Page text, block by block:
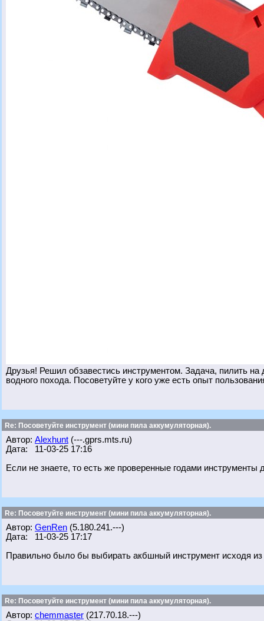
Друзья! Решил обзавестись инструментом. Задача, пилить
водного похода. Посоветуйте у кого уже есть опыт
Re: Посоветуйте инструмент (мини пила аккумуляторная).
Автор: Alexhunt (---.gprs.mts.ru)
Дата: 11-03-25 17:16
Если не знаете, то есть же проверенные годами
Re: Посоветуйте инструмент (мини пила аккумуляторная).
Автор: GenRen (5.180.241.---)
Дата: 11-03-25 17:17
Правильно было бы выбирать акбшный инструмент исходя
Re: Посоветуйте инструмент (мини пила аккумуляторная).
Автор: chemmaster (217.70.18.---)